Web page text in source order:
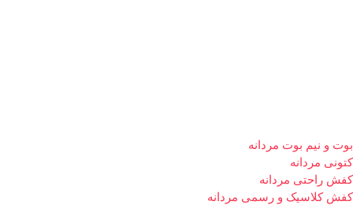
بوت و نیم بوت مردانه
کتونی مردانه
کفش راحتی مردانه
کفش کلاسیک و رسمی مردانه